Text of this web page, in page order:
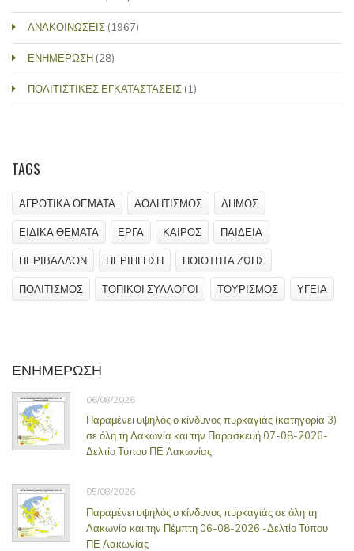
ΑΝΑΚΟΙΝΩΣΕΙΣ (1967)
ΕΝΗΜΕΡΩΣΗ (28)
ΠΟΛΙΤΙΣΤΙΚΕΣ ΕΓΚΑΤΑΣΤΑΣΕΙΣ (1)
TAGS
ΑΓΡΟΤΙΚΑ ΘΕΜΑΤΑ ΑΘΛΗΤΙΣΜΟΣ ΔΗΜΟΣ
ΕΙΔΙΚΑ ΘΕΜΑΤΑ ΕΡΓΑ ΚΑΙΡΟΣ ΠΑΙΔΕΙΑ
ΠΕΡΙΒΑΛΛΟΝ ΠΕΡΙΗΓΗΣΗ ΠΟΙΟΤΗΤΑ ΖΩΗΣ
ΠΟΛΙΤΙΣΜΟΣ ΤΟΠΙΚΟΙ ΣΥΛΛΟΓΟΙ ΤΟΥΡΙΣΜΟΣ ΥΓΕΙΑ
ΕΝΗΜΕΡΩΣΗ
06/08/2026
Παραμένει υψηλός ο κίνδυνος πυρκαγιάς (κατηγορία 3)
σε όλη τη Λακωνία και την Παρασκευή 07-08-2026-
Δελτίο Τύπου ΠΕ Λακωνίας
05/08/2026
Παραμένει υψηλός ο κίνδυνος πυρκαγιάς σε όλη τη
Λακωνία και την Πέμπτη 06-08-2026 -Δελτίο Τύπου
ΠΕ Λακωνίας